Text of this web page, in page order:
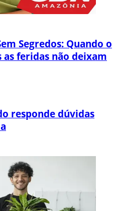
Segredos: Quando o
feridas não deixam
responde dúvidas